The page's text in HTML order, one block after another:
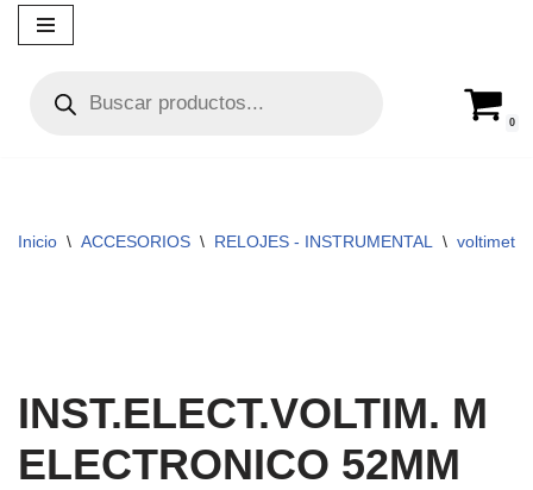
contenido
0
Inicio \ ACCESORIOS \ RELOJES - INSTRUMENTAL \ voltimetro
INST.ELECT.VOLTIM. M
ELECTRONICO 52MM